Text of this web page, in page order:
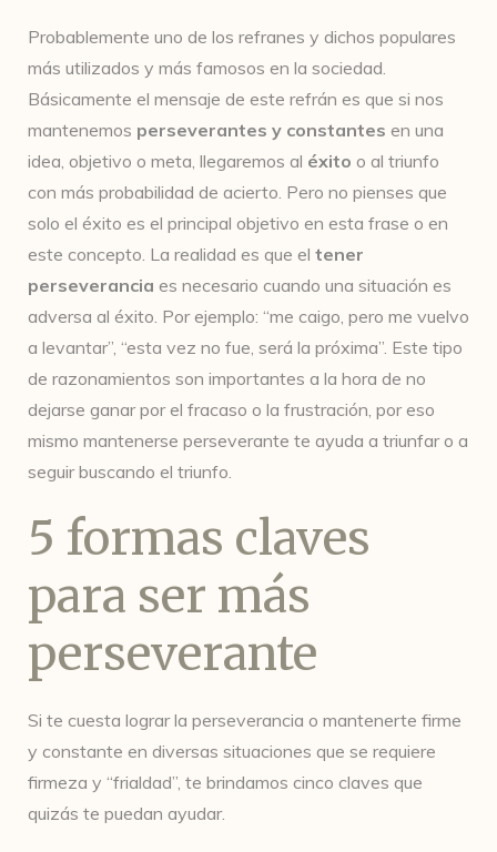
Probablemente uno de los refranes y dichos populares
más utilizados y más famosos en la sociedad.
Básicamente el mensaje de este refrán es que si nos
mantenemos perseverantes y constantes en una
idea, objetivo o meta, llegaremos al éxito o al triunfo
con más probabilidad de acierto. Pero no pienses que
solo el éxito es el principal objetivo en esta frase o en
este concepto. La realidad es que el tener
perseverancia es necesario cuando una situación es
adversa al éxito. Por ejemplo: “me caigo, pero me vuelvo
a levantar”, “esta vez no fue, será la próxima”. Este tipo
de razonamientos son importantes a la hora de no
dejarse ganar por el fracaso o la frustración, por eso
mismo mantenerse perseverante te ayuda a triunfar o a
seguir buscando el triunfo.
5 formas claves
para ser más
perseverante
Si te cuesta lograr la perseverancia o mantenerte firme
y constante en diversas situaciones que se requiere
firmeza y “frialdad”, te brindamos cinco claves que
quizás te puedan ayudar.